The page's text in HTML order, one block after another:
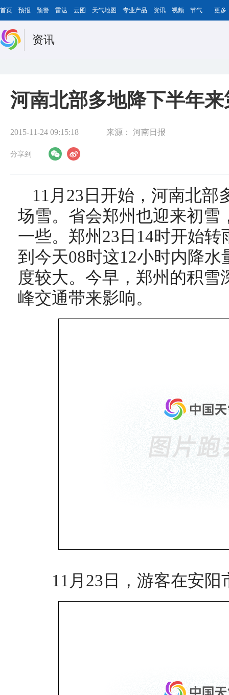
首页 预报 预警 雷达 云图 天气地图 专业产品 资讯 视频 节气 更多
资讯
河南北部多地降下半年
2015-11-24 09:15:18 来源： 河南日报
分享到
11月23日开始，河南北部
场雪。省会郑州也迎来初雪
一些。郑州23日14时开始
到今天08时这12小时内降
度较大。今早，郑州的积雪
峰交通带来影响。
11月23日，游客在安